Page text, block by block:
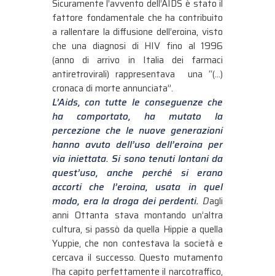
Sicuramente l’avvento dell’AIDS è stato il
fattore fondamentale che ha contribuito
a rallentare la diffusione dell’eroina, visto
che una diagnosi di HIV fino al 1996
(anno di arrivo in Italia dei farmaci
antiretrovirali) rappresentava una “(…)
cronaca di morte annunciata”.
L’Aids, con tutte le conseguenze che
ha comportato, ha mutato la
percezione che le nuove generazioni
hanno avuto dell’uso dell’eroina per
via iniettata. Si sono tenuti lontani da
quest’uso, anche perché si erano
accorti che l’eroina, usata in quel
modo, era la droga dei perdenti.Dagli
anni Ottanta stava montando un’altra
cultura, si passò da quella Hippie a quella
Yuppie, che non contestava la società e
cercava il successo. Questo mutamento
l’ha capito perfettamente il narcotraffico,